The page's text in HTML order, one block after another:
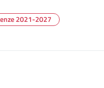
2021-2027